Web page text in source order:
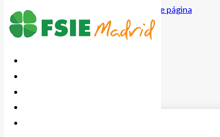
Saltar al contenido principal Saltar al pie de página